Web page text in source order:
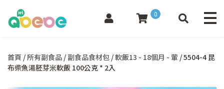
0
首頁 / 所有副食品 / 副食品食材包 /軟飯13 - 18個月 - 葷 / 5504-4 昆
布柴魚湯胚芽米軟飯 100公克 * 2入